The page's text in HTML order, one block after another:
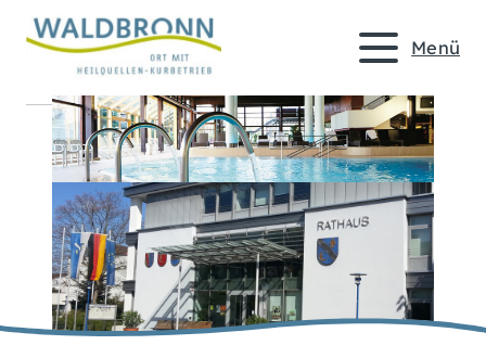
Menü